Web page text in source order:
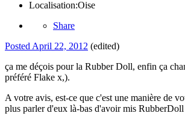
Localisation:Oise
Share
Posted April 22, 2012 (edited)
ça me déçois pour la Rubber Doll, enfin ça
préféré Flake x,).
A votre avis, est-ce que c'est une manière de
plus parler d'eux là-bas d'avoir mis RubberDoll